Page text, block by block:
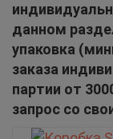
данном
упаковка
заказа
партии от
запрос со